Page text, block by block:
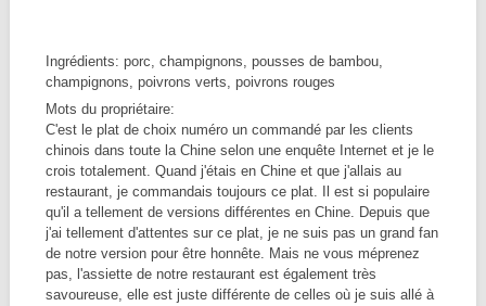
Ingrédients: porc, champignons, pousses de bambou,
champignons, poivrons verts, poivrons rouges
Mots du propriétaire:
C'est le plat de choix numéro un commandé par les clients
chinois dans toute la Chine selon une enquête Internet et je le
crois totalement. Quand j'étais en Chine et que j'allais au
restaurant, je commandais toujours ce plat. Il est si populaire
qu'il a tellement de versions différentes en Chine. Depuis que
j'ai tellement d'attentes sur ce plat, je ne suis pas un grand fan
de notre version pour être honnête. Mais ne vous méprenez
pas, l'assiette de notre restaurant est également très
savoureuse, elle est juste différente de celles où je suis allé à